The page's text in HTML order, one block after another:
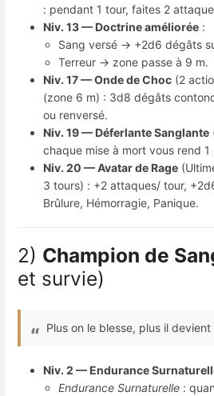
: pendant 1 tour, faites 2
Niv. 13 — Doctrine améliorée :
Sang versé → +2d6 dégâts
Terreur → zone passe à 9 m.
Niv. 17 — Onde de Choc (2
(zone 6 m) : 3d8 dégâts
ou renversé.
Niv. 19 — Déferlante Sanglante
chaque mise à mort vous rend 1
Niv. 20 — Avatar de Rage
3 tours) : +2 attaques/ tour,
Brûlure, Hémorragie, Panique.
2) Champion de
et survie)
Plus on le blesse, plus il
Niv. 2 — Endurance
Endurance Surnaturelle :